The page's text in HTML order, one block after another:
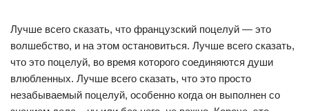
Лучше всего сказать, что французский поцелуй — это
волшебство, и на этом остановиться. Лучше всего сказать,
что это поцелуй, во время которого соединяются души
влюбленных. Лучше всего сказать, что это просто
незабываемый поцелуй, особенно когда он выполнен со